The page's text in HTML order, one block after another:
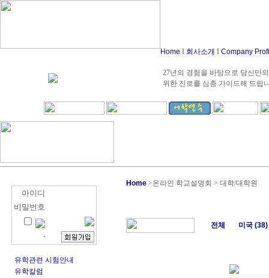
Home I 회사소개 I Company
27년의 경험을 바탕으로 당신만
위한 진로를 심층 가이드해 드립
아이디
비밀번호
유학관련 시험안내
유학칼럼
Home >온라인 학교설명회 > 대학/대학원
전체 미국 (38)